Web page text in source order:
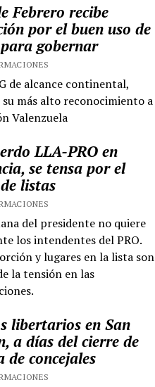
Febrero recibe
por el buen uso de
gobernar
de alcance continental,
más alto reconocimiento a
Valenzuela
LLA-PRO en
se tensa por el
listas
del presidente no quiere
los intendentes del PRO.
y lugares en la lista son
la tensión en las
libertarios en San
a días del cierre de
de concejales